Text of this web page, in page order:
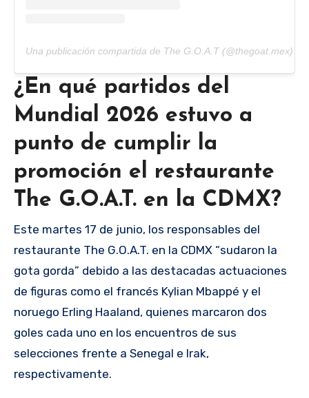
Una publicación compartida de The G.O.A.T (@thegoat.mex)
¿En qué partidos del
Mundial 2026 estuvo a
punto de cumplir la
promoción el restaurante
The G.O.A.T. en la CDMX?
Este martes 17 de junio, los responsables del
restaurante The G.O.A.T. en la CDMX “sudaron la
gota gorda” debido a las destacadas actuaciones
de figuras como el francés Kylian Mbappé y el
noruego Erling Haaland, quienes marcaron dos
goles cada uno en los encuentros de sus
selecciones frente a Senegal e Irak,
respectivamente.